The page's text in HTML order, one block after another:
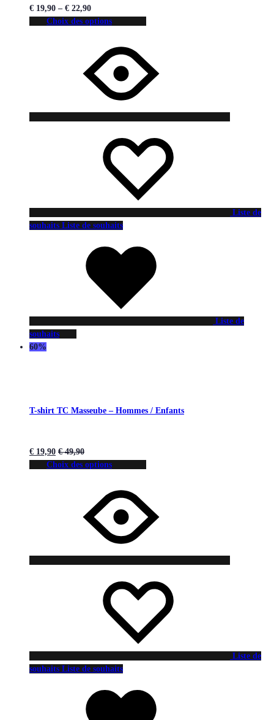
€ 19,90 – € 22,90
Choix des options
Liste de
souhaits Liste de souhaits
Liste de
souhaits
60%
T-shirt TC Masseube – Hommes / Enfants
€ 19,90 €49,90
Choix des options
Liste de
souhaits Liste de souhaits